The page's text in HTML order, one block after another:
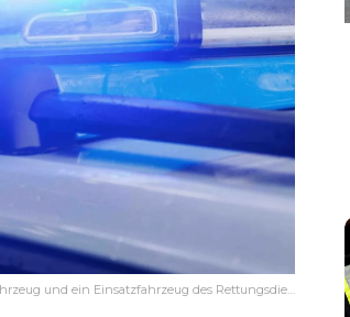
und ein Einsatzfahrzeug des Rettungsdie…